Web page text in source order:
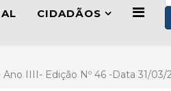
CIDADÃOS
IIII- Edição Nº 46 -Data 31/03/